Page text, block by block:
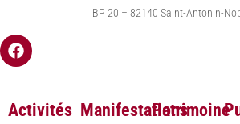
BP 20 – 82140 Saint-Antonin-
Activités ManifestationsPatrimoine